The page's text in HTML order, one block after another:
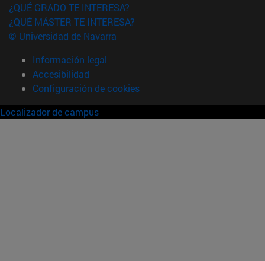
¿QUÉ GRADO TE INTERESA?
¿QUÉ MÁSTER TE INTERESA?
© Universidad de Navarra
Información legal
Accesibilidad
Configuración de cookies
Localizador de campus